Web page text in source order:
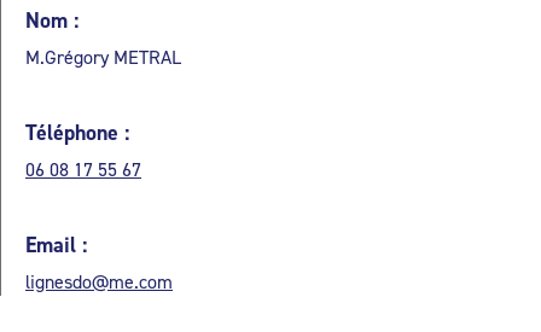
Nom :
M.Grégory METRAL
Téléphone :
06 08 17 55 67
Email :
lignesdo@me.com